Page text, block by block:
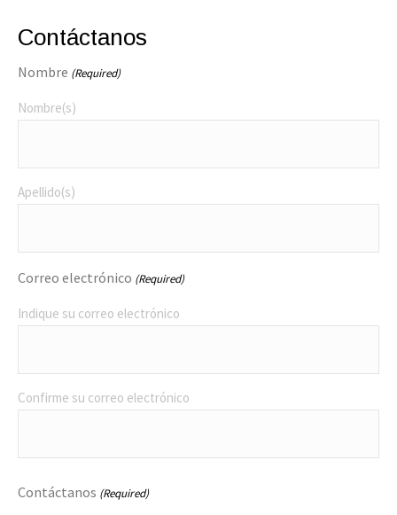
Contáctanos
Nombre (Required)
Nombre(s)
Apellido(s)
Correo electrónico (Required)
Indique su correo electrónico
Confirme su correo electrónico
Contáctanos (Required)